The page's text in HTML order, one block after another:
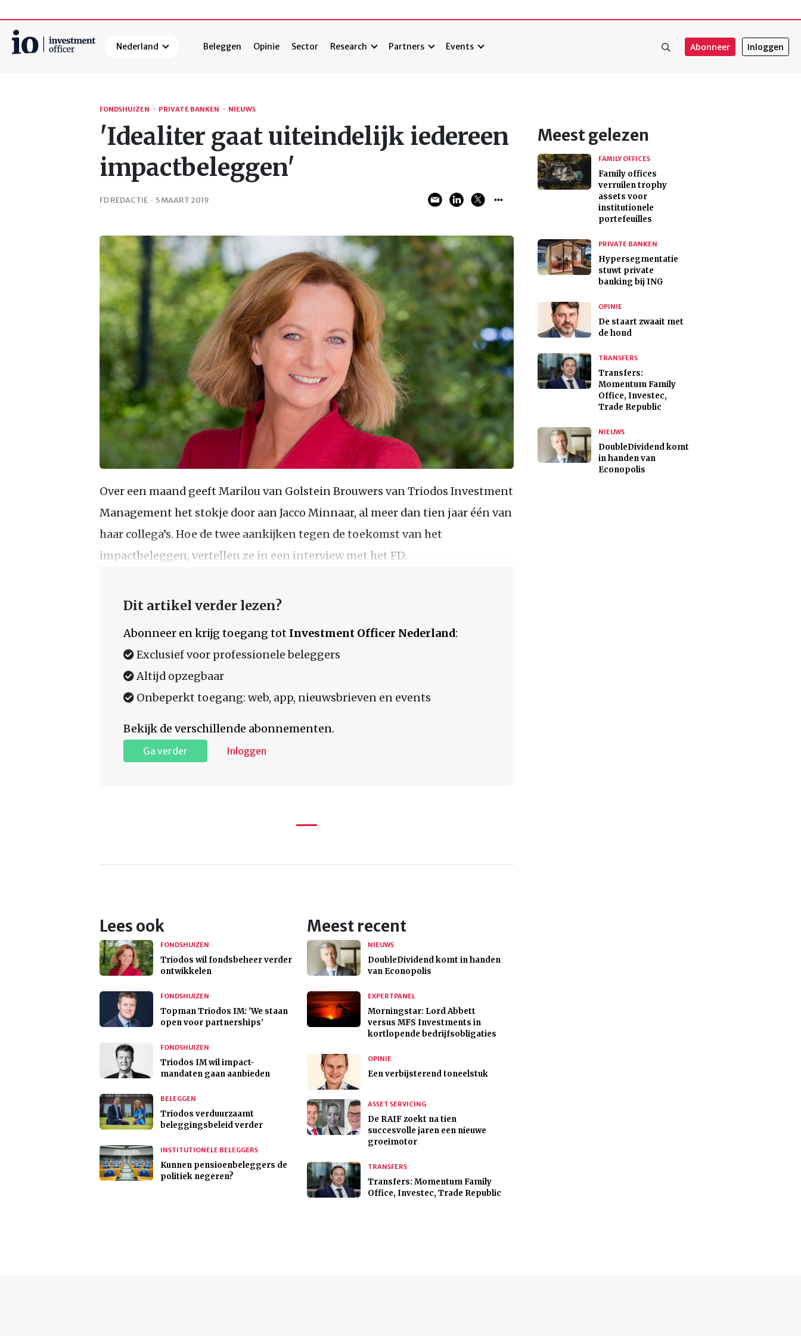
Nederland Beleggen Opinie Sector Research Partners Events Abonneer Inloggen
FONDSHUIZEN · PRIVATE BANKEN · NIEUWS
'Idealiter gaat uiteindelijk iedereen
impactbeleggen'
FD REDACTIE · 5 MAART 2019
Over een maand geeft Marilou van Golstein Brouwers van Triodos Investment
Management het stokje door aan Jacco Minnaar, al meer dan tien jaar één van
haar collega’s. Hoe de twee aankijken tegen de toekomst van het
impactbeleggen, vertellen ze in een interview met het FD.
Dit artikel verder lezen?
Abonneer en krijg toegang tot Investment Officer Nederland:
Exclusief voor professionele beleggers
Altijd opzegbaar
Onbeperkt toegang: web, app, nieuwsbrieven en events
Bekijk de verschillende abonnementen.
Ga verder Inloggen
Lees ook
FONDSHUIZEN
Triodos wil fondsbeheer verder
ontwikkelen
FONDSHUIZEN
Topman Triodos IM: 'We staan
open voor partnerships’
FONDSHUIZEN
Triodos IM wil impact-
mandaten gaan aanbieden
BELEGGEN
Triodos verduurzaamt
beleggingsbeleid verder
INSTITUTIONELE BELEGGERS
Kunnen pensioenbeleggers de
politiek negeren?
Meest recent
NIEUWS
DoubleDividend komt in handen
van Econopolis
EXPERTPANEL
Morningstar: Lord Abbett
versus MFS Investments in
kortlopende bedrijfsobligaties
OPINIE
Een verbijsterend toneelstuk
ASSET SERVICING
De RAIF zoekt na tien
succesvolle jaren een nieuwe
groeimotor
TRANSFERS
Transfers: Momentum Family
Office, Investec, Trade Republic
Meest gelezen
FAMILY OFFICES
Family offices
verruilen trophy
assets voor
institutionele
portefeuilles
PRIVATE BANKEN
Hypersegmentatie
stuwt private
banking bij ING
OPINIE
De staart zwaait met
de hond
TRANSFERS
Transfers:
Momentum Family
Office, Investec,
Trade Republic
NIEUWS
DoubleDividend komt
in handen van
Econopolis